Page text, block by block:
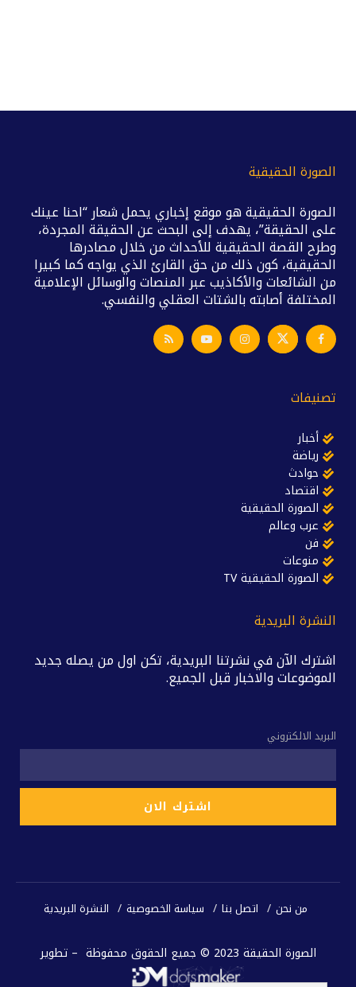
الصورة الحقيقية
الصورة الحقيقية هو موقع إخباري يحمل شعار “احنا عينك
على الحقيقة”، يهدف إلى البحث عن الحقيقة المجردة،
وطرح القصة الحقيقية للأحداث من خلال مصادرها
الحقيقية، كون ذلك من حق القارئ الذي يواجه كما كبيرا
من الشائعات والأكاذيب عبر المنصات والوسائل الإعلامية
المختلفة أصابته بالشتات العقلي والنفسي.
تصنيفات
أخبار
رياضة
حوادث
اقتصاد
الصورة الحقيقية
عرب وعالم
فن
منوعات
الصورة الحقيقية TV
النشرة البريدية
اشترك الآن في نشرتنا البريدية، تكن اول من يصله جديد
الموضوعات والاخبار قبل الجميع.
البريد الالكتروني
من نحن اتصل بنا سياسة الخصوصية النشرة البريدية
الصورة الحقيقة 2023 © جميع الحقوق محفوظة – تطوير